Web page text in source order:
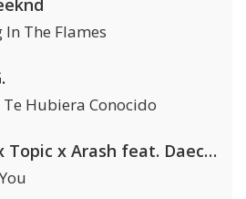
In The Flames
Te Hubiera Conocido
Hugel x Topic x Arash feat. Daecolm